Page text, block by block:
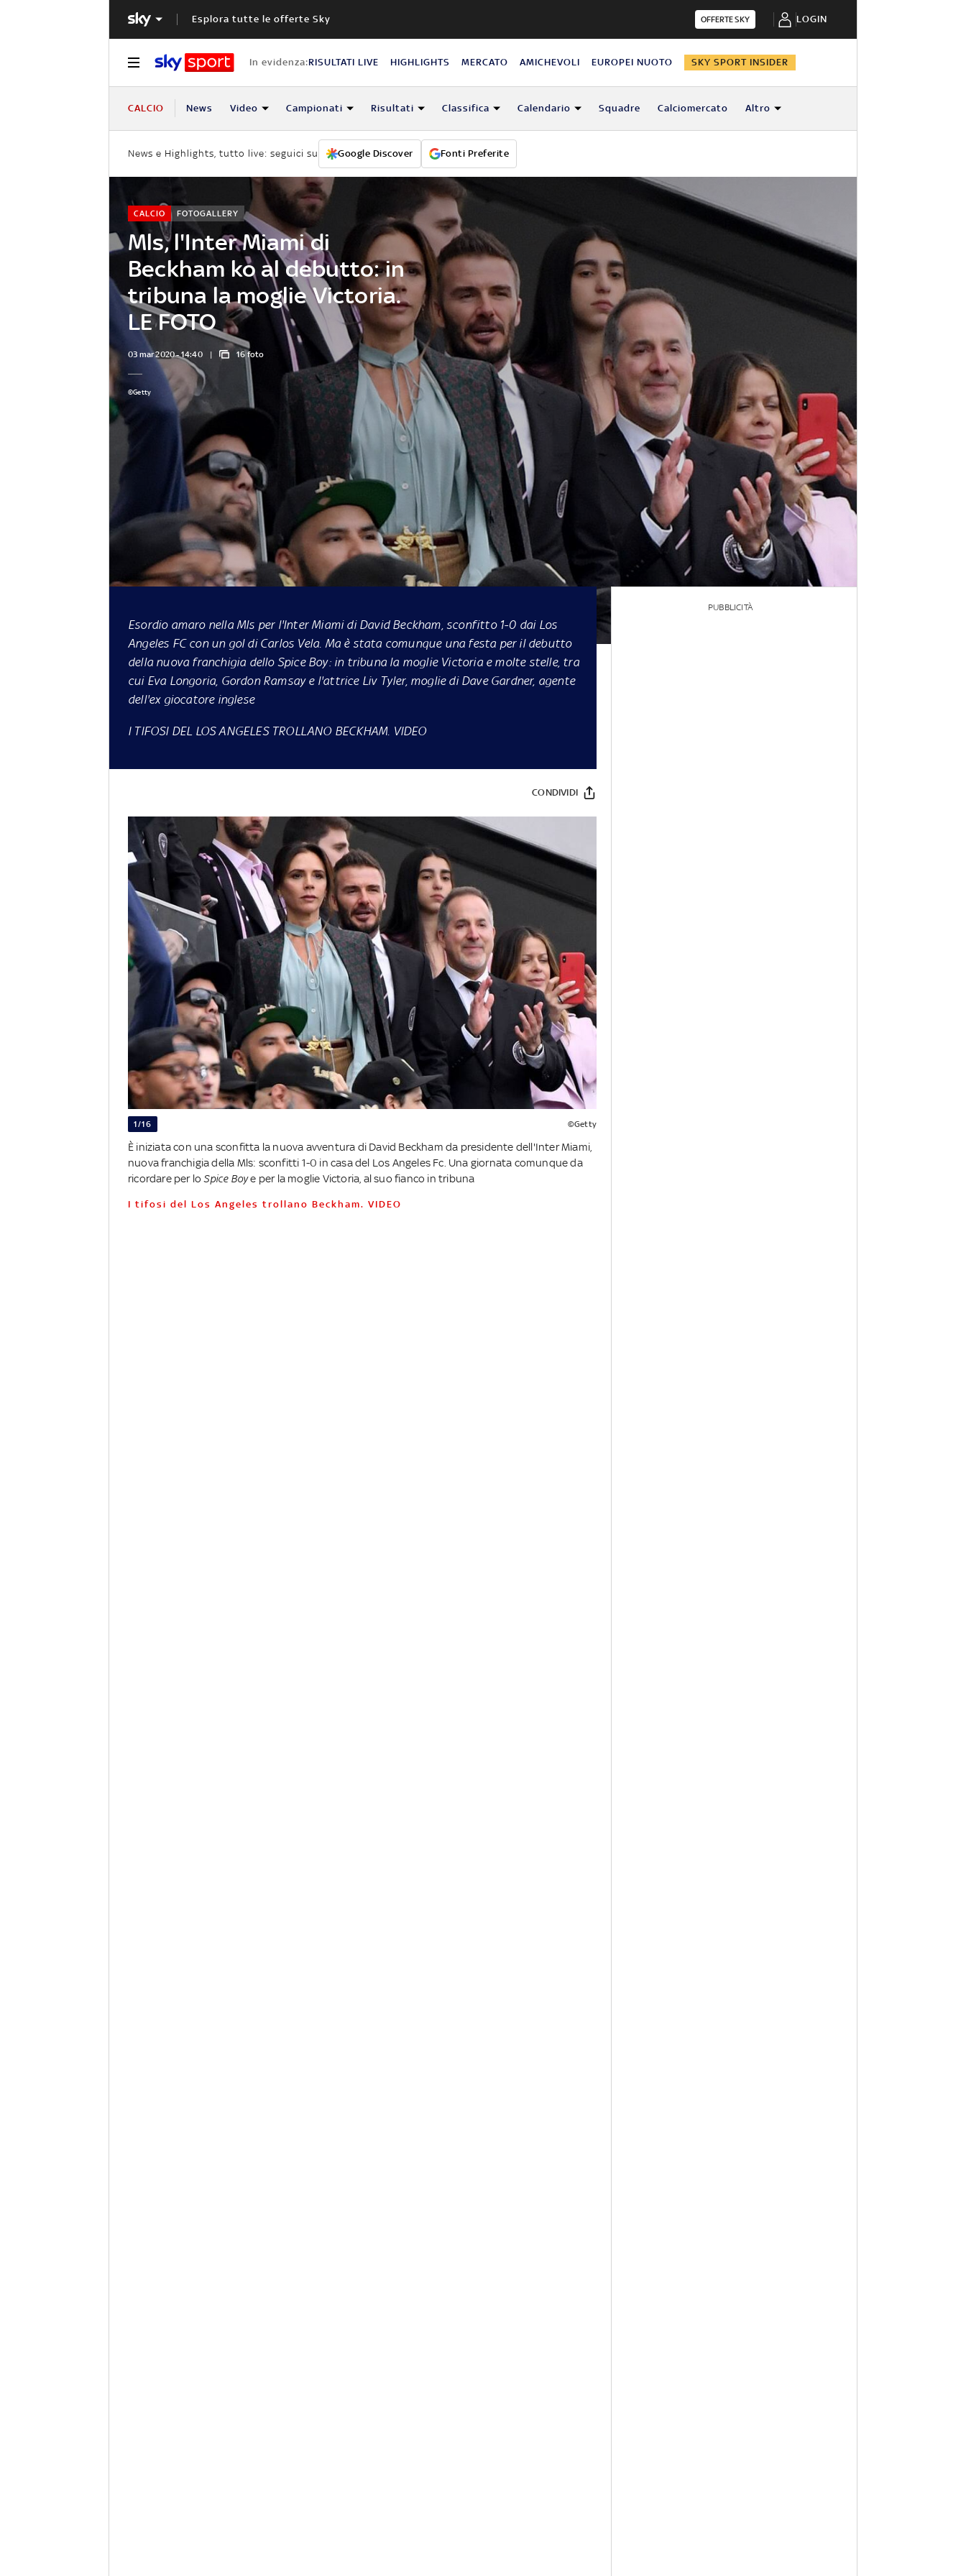
Esplora tutte le offerte Sky OFFERTE SKY LOGIN
In evidenza:RISULTATI LIVE HIGHLIGHTS MERCATO AMICHEVOLI EUROPEI NUOTO SKY SPORT INSIDER
CALCIO News Video Campionati Risultati Classifica Calendario Squadre Calciomercato Altro
News e Highlights, tutto live: seguici su Google Discover Fonti Preferite
Mls, l'Inter Miami di
Beckham ko al debutto: in
tribuna la moglie Victoria.
LE FOTO
CALCIO FOTOGALLERY
03 mar 2020 - 14:40 16 foto
©Getty
Esordio amaro nella Mls per l'Inter Miami di David Beckham, sconfitto 1-0 dai Los
Angeles FC con un gol di Carlos Vela. Ma è stata comunque una festa per il debutto
della nuova franchigia dello Spice Boy: in tribuna la moglie Victoria e molte stelle, tra
cui Eva Longoria, Gordon Ramsay e l'attrice Liv Tyler, moglie di Dave Gardner, agente
dell'ex giocatore inglese
I TIFOSI DEL LOS ANGELES TROLLANO BECKHAM. VIDEO
CONDIVIDI
1/16 ©Getty
È iniziata con una sconfitta la nuova avventura di David Beckham da presidente dell'Inter Miami,
nuova franchigia della Mls: sconfitti 1-0 in casa del Los Angeles Fc. Una giornata comunque da
ricordare per loSpice Boye per la moglie Victoria, al suo fianco in tribuna
I tifosi del Los Angeles trollano Beckham. VIDEO
PUBBLICITÀ